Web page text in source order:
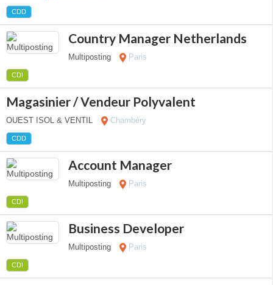
CDD
Country Manager Netherlands
Multiposting Paris
CDI
Magasinier / Vendeur Polyvalent
OUEST ISOL & VENTIL Chambéry
CDD
Account Manager
Multiposting Paris
CDI
Business Developer
Multiposting Paris
CDI